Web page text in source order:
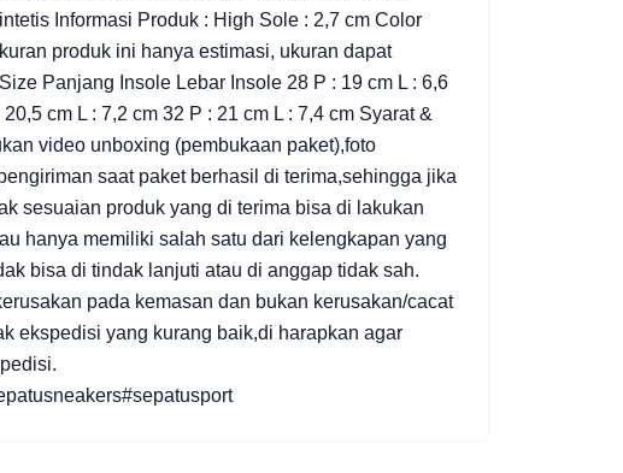
Informasi Produk : High Sole : 2,7 cm Color
produk ini hanya estimasi, ukuran dapat
Panjang Insole Lebar Insole 28 P : 19 cm L : 6,6
cm L : 7,2 cm 32 P : 21 cm L : 7,4 cm Syarat &
video unboxing (pembukaan paket),foto
saat paket berhasil di terima,sehingga jika
sesuaian produk yang di terima bisa di lakukan
hanya memiliki salah satu dari kelengkapan yang
bisa di tindak lanjuti atau di anggap tidak sah.
pada kemasan dan bukan kerusakan/cacat
ekspedisi yang kurang baik,di harapkan agar